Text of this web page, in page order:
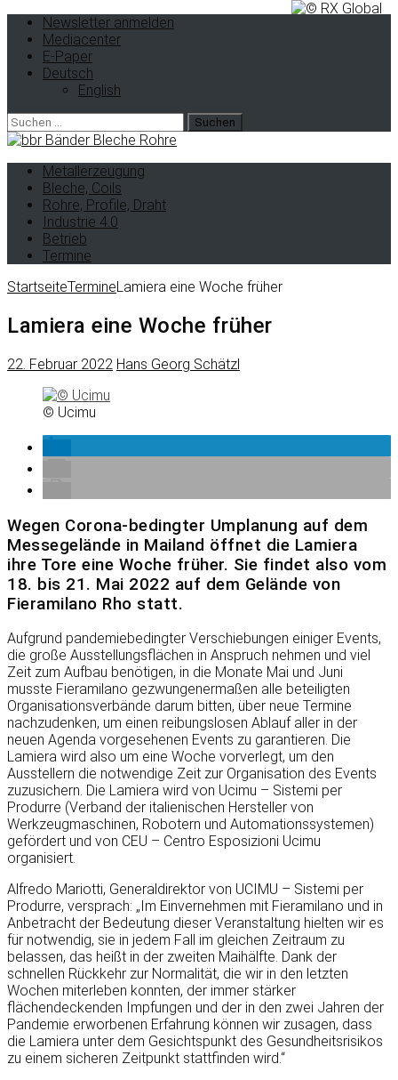
Newsletter anmelden
Mediacenter
E-Paper
Deutsch
English
Suche
nach:
Metallerzeugung
Bleche, Coils
Rohre, Profile, Draht
Industrie 4.0
Betrieb
Termine
StartseiteTermineLamiera eine Woche früher
Lamiera eine Woche früher
22. Februar 2022 Hans Georg Schätzl
© Ucimu
Wegen Corona-bedingter Umplanung auf dem
Messegelände in Mailand öffnet die Lamiera
ihre Tore eine Woche früher. Sie findet also vom
18. bis 21. Mai 2022 auf dem Gelände von
Fieramilano Rho statt.
Aufgrund pandemiebedingter Verschiebungen einiger Events,
die große Ausstellungsflächen in Anspruch nehmen und viel
Zeit zum Aufbau benötigen, in die Monate Mai und Juni
musste Fieramilano gezwungenermaßen alle beteiligten
Organisationsverbände darum bitten, über neue Termine
nachzudenken, um einen reibungslosen Ablauf aller in der
neuen Agenda vorgesehenen Events zu garantieren. Die
Lamiera wird also um eine Woche vorverlegt, um den
Ausstellern die notwendige Zeit zur Organisation des Events
zuzusichern. Die Lamiera wird von Ucimu – Sistemi per
Produrre (Verband der italienischen Hersteller von
Werkzeugmaschinen, Robotern und Automationssystemen)
gefördert und von CEU – Centro Esposizioni Ucimu
organisiert.
Alfredo Mariotti, Generaldirektor von UCIMU – Sistemi per
Produrre, versprach: „Im Einvernehmen mit Fieramilano und in
Anbetracht der Bedeutung dieser Veranstaltung hielten wir es
für notwendig, sie in jedem Fall im gleichen Zeitraum zu
belassen, das heißt in der zweiten Maihälfte. Dank der
schnellen Rückkehr zur Normalität, die wir in den letzten
Wochen miterleben konnten, der immer stärker
flächendeckenden Impfungen und der in den zwei Jahren der
Pandemie erworbenen Erfahrung können wir zusagen, dass
die Lamiera unter dem Gesichtspunkt des Gesundheitsrisikos
zu einem sicheren Zeitpunkt stattfinden wird.“